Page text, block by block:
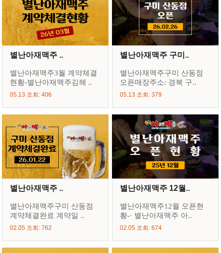
별난아재맥주 ..
별난아재맥주3월 계약체결
현황-별난아재맥주김해 ..
05.13 조회: 406
별난아재맥주 구미..
별난아재맥주구미 산동점
오픈매장주소: 경북 구..
05.13 조회: 379
별난아재맥주 ..
별난아재맥주구미 산동점
계약체결완료 계약일 ..
02.05 조회: 762
별난아재맥주 12월..
별난아재맥주12월 오픈현
황-· 별난아재맥주 아..
02.05 조회: 674